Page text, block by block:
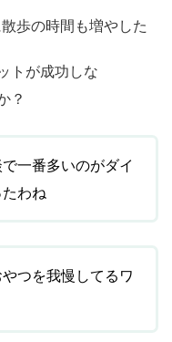
歩の時間も増やした
トが成功しな
？
一番多いのがダイ
わね
つを我慢してるワ